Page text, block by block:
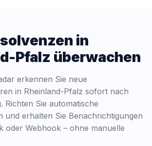
in
Pfalz überwachen
erkennen Sie neue
in Rheinland-Pfalz sofort nach
Richten Sie automatische
und erhalten Sie Benachrichtigungen
oder Webhook – ohne manuelle